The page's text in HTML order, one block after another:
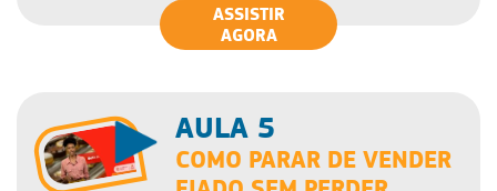
ASSISTIR
AGORA
AULA 5
COMO PARAR DE VENDER